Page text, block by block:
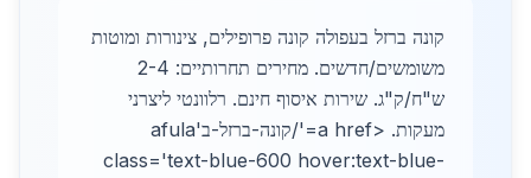
קונה ברזל בעפולה קונה פרופילים, צינורות ומוטות
משומשים/חדשים. מחירים תחרותיים: 2-4
ש"ח/ק"ג. שירות איסוף חינם. רלוונטי ליצרני
מעקות. <a href='/קונה-ברזל-בafula'
class='text-blue-600 hover:text-blue-